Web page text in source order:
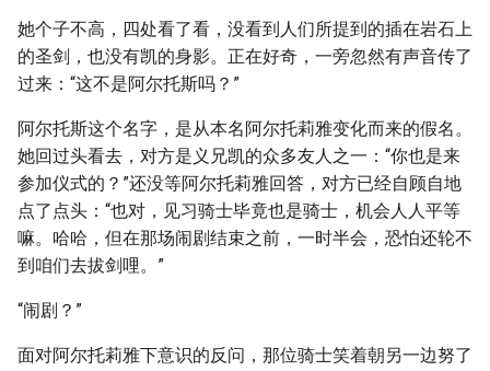
她个子不高，四处看了看，没看到人们所提到的插在岩石上
的圣剑，也没有凯的身影。正在好奇，一旁忽然有声音传了
过来：“这不是阿尔托斯吗？”
阿尔托斯这个名字，是从本名阿尔托莉雅变化而来的假名。
她回过头看去，对方是义兄凯的众多友人之一：“你也是来
参加仪式的？”还没等阿尔托莉雅回答，对方已经自顾自地
点了点头：“也对，见习骑士毕竟也是骑士，机会人人平等
嘛。哈哈，但在那场闹剧结束之前，一时半会，恐怕还轮不
到咱们去拔剑哩。”
“闹剧？”
面对阿尔托莉雅下意识的反问，那位骑士笑着朝另一边努了